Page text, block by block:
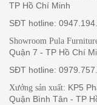
TP Hồ Chí Minh
SĐT hotline:
Showroom Pula
Quận 7 - TP Hồ Chí
SĐT hotline:
Xưởng sản xuất: KP5
Quận Bình Tân - TP